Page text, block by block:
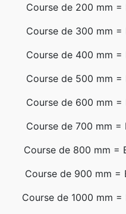
Course de 200 mm
Course de 300 mm
Course de 400 mm
Course de 500 mm
Course de 600 mm
Course de 700 mm
Course de 800 mm =
Course de 900 mm =
Course de 1000 mm